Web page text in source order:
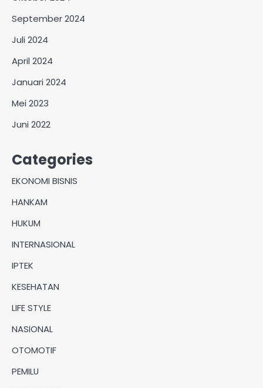
September 2024
Juli 2024
April 2024
Januari 2024
Mei 2023
Juni 2022
Categories
EKONOMI BISNIS
HANKAM
HUKUM
INTERNASIONAL
IPTEK
KESEHATAN
LIFE STYLE
NASIONAL
OTOMOTIF
PEMILU